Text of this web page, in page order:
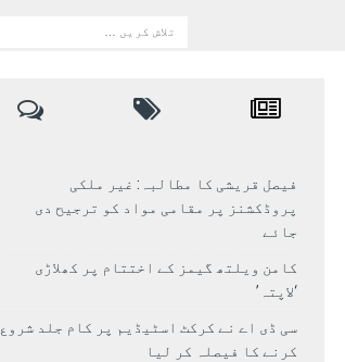
فیصل قریشی کا مطالبہ: غیر ملکی
پروڈکشنز پر مقامی مواد کو ترجیح دی
جائے
کامن ویلتھ گیمز کے اختتام پر کھلاڑی
‘لاپتہ’
سی ڈی اے نے کرکٹ اسٹیڈیم پر کام جلد شروع
کرنے کا فیصلہ کر لیا